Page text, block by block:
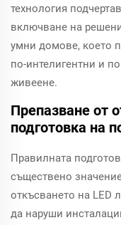
технология
включване на
умни домове, което
по-интелигентни и
живеене.
Препазване от
подготовка на
Правилната
съществено
откъсването на LED
да наруши